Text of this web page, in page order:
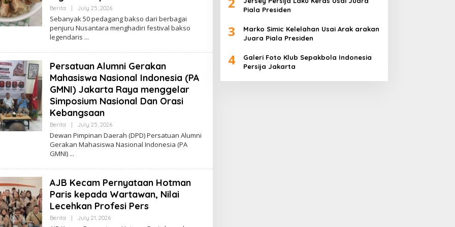
Berita | July 25, 2026B
A
D
N
Sebanyak 50 pedagang bakso dari berbagai
penjuru Nusantara menghadiri festival bakso
legendaris
Persatuan Alumni Gerakan
Mahasiswa Nasional Indonesia (PA
GMNI) Jakarta Raya menggelar
Simposium Nasional Dan Orasi
Kebangsaan
Berita | July 25, 2026B
A
D
N
Dewan Pimpinan Daerah (DPD) Persatuan Alumni
Gerakan Mahasiswa Nasional Indonesia (PA
GMNI)
AJB Kecam Pernyataan Hotman
Paris kepada Wartawan, Nilai
Lecehkan Profesi Pers
Berita | July 21, 2026B
Piala Presiden
3
Marko Simic Kelelahan Usai Arak arakan
Juara Piala Presiden
4
Galeri Foto Klub Sepakbola Indonesia
Persija Jakarta